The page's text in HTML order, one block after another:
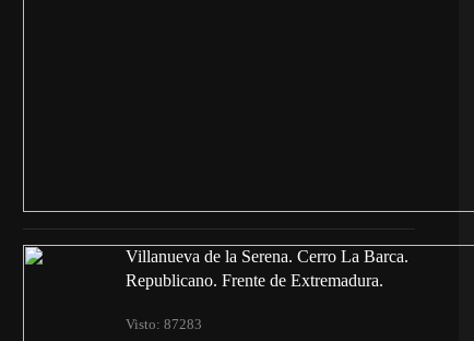
Villanueva de la Serena. Cerro La Barca.
Republicano. Frente de Extremadura.
Visto: 87283